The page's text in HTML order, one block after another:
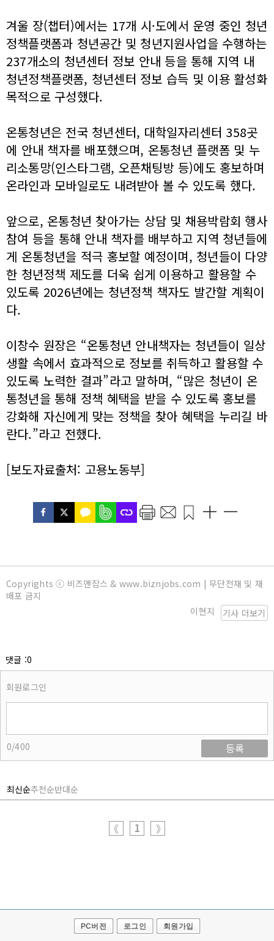
겨울 장(챕터)에서는 17개 시·도에서 운영 중인 청년
정책플랫폼과 청년공간 및 청년지원사업을 수행하는
237개소의 청년센터 정보 안내 등을 통해 지역 내
청년정책플랫폼, 청년센터 정보 습득 및 이용 활성화
목적으로 구성했다.
온통청년은 전국 청년센터, 대학일자리센터 358곳
에 안내 책자를 배포했으며, 온통청년 플랫폼 및 누
리소통망(인스타그램, 오픈채팅방 등)에도 홍보하며
온라인과 모바일로도 내려받아 볼 수 있도록 했다.
앞으로, 온통청년 찾아가는 상담 및 채용박람회 행사
참여 등을 통해 안내 책자를 배부하고 지역 청년들에
게 온통청년을 적극 홍보할 예정이며, 청년들이 다양
한 청년정책 제도를 더욱 쉽게 이용하고 활용할 수
있도록 2026년에는 청년정책 책자도 발간할 계획이
다.
이창수 원장은 “온통청년 안내책자는 청년들이 일상
생활 속에서 효과적으로 정보를 취득하고 활용할 수
있도록 노력한 결과”라고 말하며, “많은 청년이 온
통청년을 통해 정책 혜택을 받을 수 있도록 홍보를
강화해 자신에게 맞는 정책을 찾아 혜택을 누리길 바
란다.”라고 전했다.
[보도자료출처: 고용노동부]
Copyrights ⓒ 비즈앤잡스 & www.biznjobs.com | 무단전재 및 재
배포 금지
기사 더보기
이현지
댓글 :0
회원로그인
0/400 등록
최신순추천순반대순
《 1 》
PC버전 로그인 회원가입